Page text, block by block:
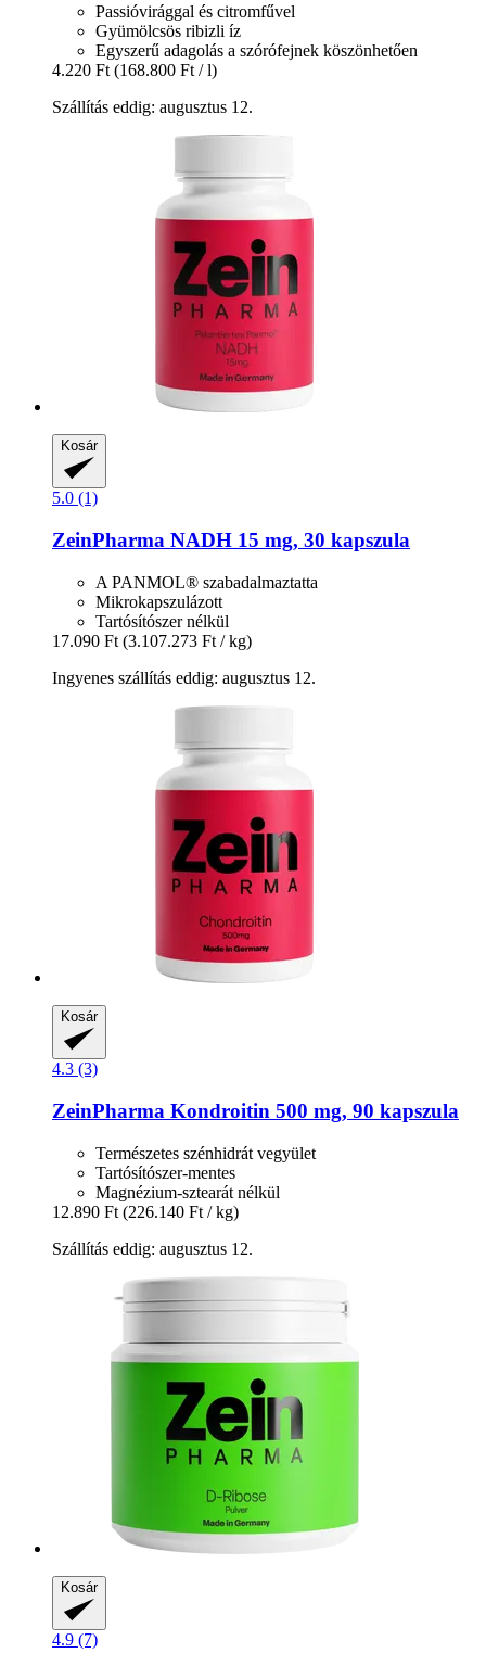
Passióvirággal és citromfűvel
Gyümölcsös ribizli íz
Egyszerű adagolás a szórófejnek köszönhetően
4.220 Ft (168.800 Ft / l)
Szállítás eddig: augusztus 12.
Kosár
5.0 (1)
ZeinPharma NADH 15 mg, 30 kapszula
A PANMOL® szabadalmaztatta
Mikrokapszulázott
Tartósítószer nélkül
17.090 Ft (3.107.273 Ft / kg)
Ingyenes szállítás eddig: augusztus 12.
Kosár
4.3 (3)
ZeinPharma Kondroitin 500 mg, 90 kapszula
Természetes szénhidrát vegyület
Tartósítószer-mentes
Magnézium-sztearát nélkül
12.890 Ft (226.140 Ft / kg)
Szállítás eddig: augusztus 12.
Kosár
4.9 (7)